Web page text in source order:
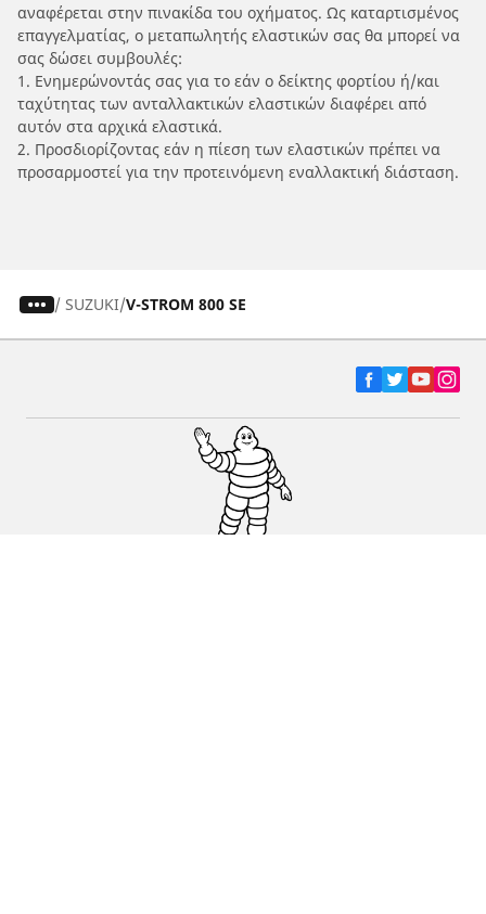
αναφέρεται στην πινακίδα του οχήματος. Ως καταρτισμένος
επαγγελματίας, ο μεταπωλητής ελαστικών σας θα μπορεί να
σας δώσει συμβουλές:
1. Ενημερώνοντάς σας για το εάν ο δείκτης φορτίου ή/και
ταχύτητας των ανταλλακτικών ελαστικών διαφέρει από
αυτόν στα αρχικά ελαστικά.
2. Προσδιορίζοντας εάν η πίεση των ελαστικών πρέπει να
προσαρμοστεί για την προτεινόμενη εναλλακτική διάσταση.
/ SUZUKI V-STROM 800 SE